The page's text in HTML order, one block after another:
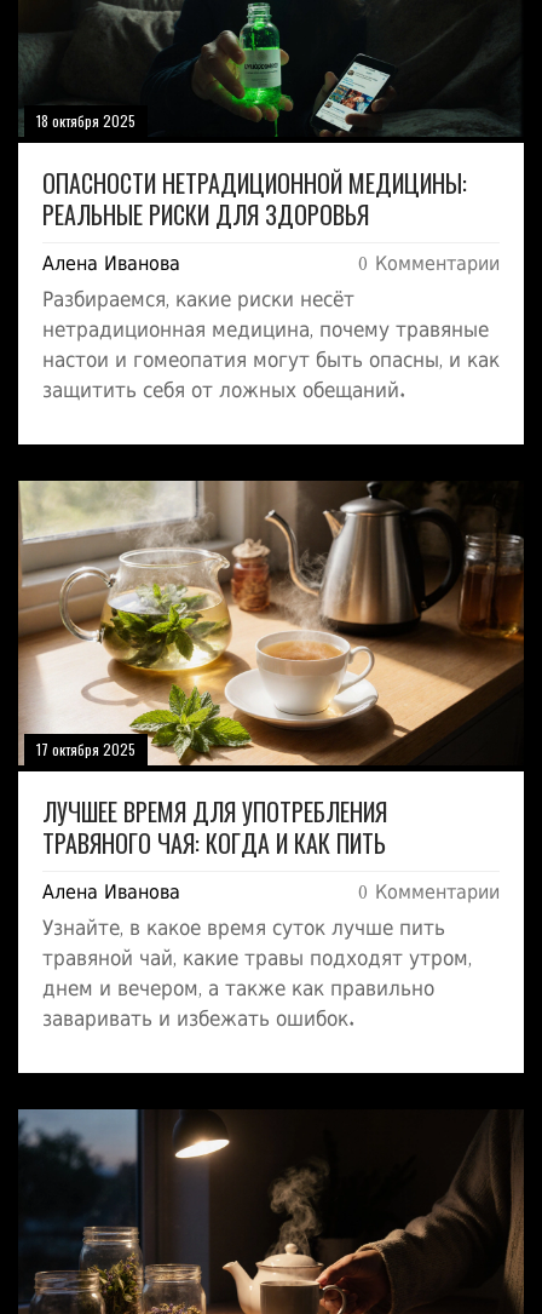
18 октября 2025
ОПАСНОСТИ НЕТРАДИЦИОННОЙ МЕДИЦИНЫ:
РЕАЛЬНЫЕ РИСКИ ДЛЯ ЗДОРОВЬЯ
Алена Иванова 0 Комментарии
Разбираемся, какие риски несёт
нетрадиционная медицина, почему травяные
настои и гомеопатия могут быть опасны, и как
защитить себя от ложных обещаний.
17 октября 2025
ЛУЧШЕЕ ВРЕМЯ ДЛЯ УПОТРЕБЛЕНИЯ
ТРАВЯНОГО ЧАЯ: КОГДА И КАК ПИТЬ
Алена Иванова 0 Комментарии
Узнайте, в какое время суток лучше пить
травяной чай, какие травы подходят утром,
днем и вечером, а также как правильно
заваривать и избежать ошибок.